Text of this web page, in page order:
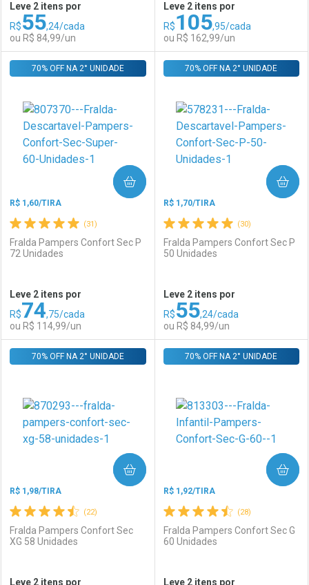
Comprar sem Desconto
Por R$ 84,99/cada
Comprar sem Desconto
Por R$ 84,99/cada
Comprar sem Desconto
Por R$ 162,99/cada
Comprar sem Desconto
Por R$ 162,99/cada
Leve 2 itens por
R$55,24/cada
ou R$ 84,99/un
FECHAR
Laboratório
Comprar sem Desconto
Por R$ 84,99/cada
FECHAR
Por Menos
Comprar sem Desconto
Por R$ 84,99/cada
Leve 2 itens por
R$105,95/cada
ou R$ 162,99/un
Laboratório
Comprar sem Desconto
Por R$ 162,99/cada
Por Menos
Comprar sem Desconto
Por R$ 162,99/cada
(31)
R$ 1,60/TIRA
Fralda Pampers Confort Sec P
72 Unidades
70% OFF NA 2° UNIDADE
Leve 2 itens por
R$74,75/cada
ou R$ 114,99/un
COMPRAR
FECHAR
Laboratório
FECHAR
Por Menos
(30)
R$ 1,70/TIRA
Fralda Pampers Confort Sec P
50 Unidades
70% OFF NA 2° UNIDADE
Leve 2 itens por
R$55,24/cada
ou R$ 84,99/un
COMPRAR
Laboratório
Por Menos
(22)
R$ 1,98/TIRA
Fralda Pampers Confort Sec
XG 58 Unidades
70% OFF NA 2° UNIDADE
Leve 2 itens por
COMPRAR
(28)
R$ 1,92/TIRA
Fralda Pampers Confort Sec G
60 Unidades
70% OFF NA 2° UNIDADE
Leve 2 itens por
COMPRAR